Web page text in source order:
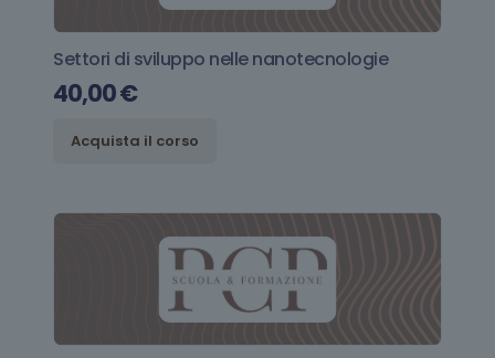
Settori di sviluppo nelle nanotecnologie
40,00€
Acquista il corso